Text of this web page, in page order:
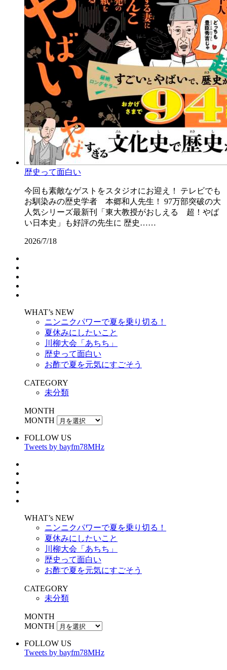
歴史って面白い
今回も素敵なゲストをスタジオにお迎え！ テレビでも
お馴染みの歴史学者 本郷和人先生！ 97万部突破の大
人気シリーズ最新刊「東大教授がおしえる 超！やば
い日本史」も好評の先生に 歴史……
2026/7/18
WHAT’s NEW
ニンニクパワーで夏を乗り切る！
夏休みにしたいこと
川柳大会「あちち」
歴史って面白い
お酢で夏を元気にすごそう
CATEGORY
未分類
MONTH
MONTH
FOLLOW US
Tweets by bayfm78MHz
WHAT’s NEW
ニンニクパワーで夏を乗り切る！
夏休みにしたいこと
川柳大会「あちち」
歴史って面白い
お酢で夏を元気にすごそう
CATEGORY
未分類
MONTH
MONTH
FOLLOW US
Tweets by bayfm78MHz